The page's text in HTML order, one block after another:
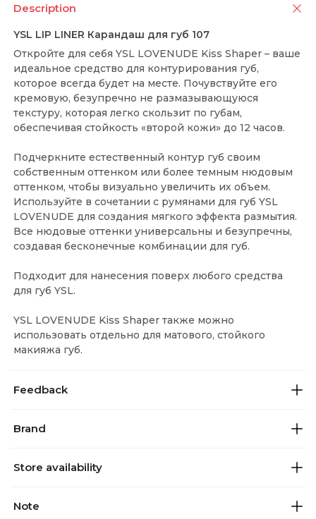
Description
YSL LIP LINER Карандаш для губ 107
Откройте для себя YSL LOVENUDE Kiss Shaper – ваше
идеальное средство для контурирования губ,
которое всегда будет на месте. Почувствуйте его
кремовую, безупречно не размазывающуюся
текстуру, которая легко скользит по губам,
обеспечивая стойкость «второй кожи» до 12 часов.
Подчеркните естественный контур губ своим
собственным оттенком или более темным нюдовым
оттенком, чтобы визуально увеличить их объем.
Используйте в сочетании с румянами для губ YSL
LOVENUDE для создания мягкого эффекта размытия.
Все нюдовые оттенки универсальны и безупречны,
создавая бесконечные комбинации для губ.
Подходит для нанесения поверх любого средства
для губ YSL.
YSL LOVENUDE Kiss Shaper также можно
использовать отдельно для матового, стойкого
макияжа губ.
Feedback
Brand
Store availability
Note